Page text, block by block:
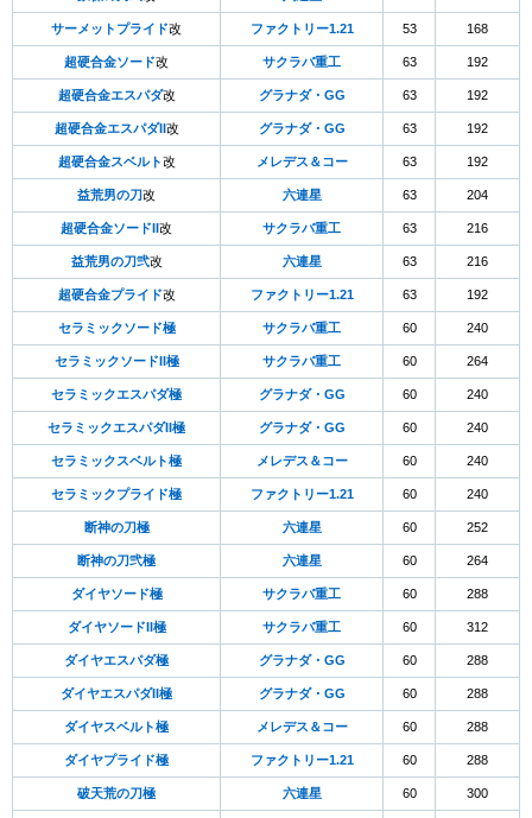
サーメットプライド改 ファクトリー1.21 53 168
超硬合金ソード改 サクラバ重工 63 192
超硬合金エスパダ改 グラナダ・GG 63 192
超硬合金エスパダII 改 グラナダ・GG 63 192
超硬合金スベルト改 メレデス＆コー 63 192
益荒男の刀改 六連星 63 204
超硬合金ソードII 改 サクラバ重工 63 216
益荒男の刀弐改 六連星 63 216
超硬合金プライド改 ファクトリー1.21 63 192
セラミックソード極 サクラバ重工 60 240
セラミックソードII極 サクラバ重工 60 264
セラミックエスパダ極 グラナダ・GG 60 240
セラミックエスパダII極 グラナダ・GG 60 240
セラミックスベルト極 メレデス＆コー 60 240
セラミックプライド極 ファクトリー1.21 60 240
断神の刀極 六連星 60 252
断神の刀弐極 六連星 60 264
ダイヤソード極 サクラバ重工 60 288
ダイヤソードII極 サクラバ重工 60 312
ダイヤエスパダ極 グラナダ・GG 60 288
ダイヤエスパダII極 グラナダ・GG 60 288
ダイヤスベルト極 メレデス＆コー 60 288
ダイヤプライド極 ファクトリー1.21 60 288
破天荒の刀極 六連星 60 300